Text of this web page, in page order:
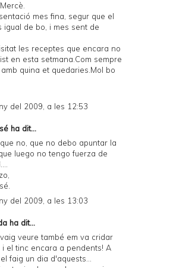
mes fina, segur que el
igual de bo, i mes sent de
les receptes que encara no
en esta setmana.Com sempre
quina et quedaries.Mol bo
del 2009, a les 12:53
ha dit...
no, que no debo apuntar la
luego no tengo fuerza de
del 2009, a les 13:03
ha dit...
veure també em va cridar
i el tinc encara a pendents! A
faig un dia d'aquests...